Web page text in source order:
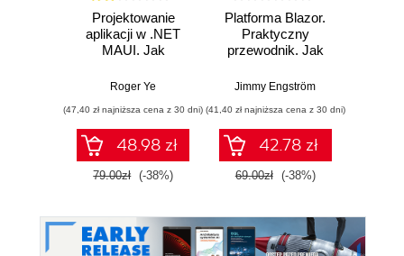
Projektowanie
aplikacji w .NET
MAUI. Jak
doskonałe
użytkownika dla
aplikacji
wieloplatformowych
Roger Ye
(47,40 zł najniższa cena z 30 dni)
48.98 zł
79.00zł (-38%)
Platforma Blazor.
Praktyczny
przewodnik. Jak
interaktywne
internetowe z C# i
.NET 7. Wydanie II
Jimmy Engström
(41,40 zł najniższa cena z 30 dni)
42.78 zł
69.00zł (-38%)